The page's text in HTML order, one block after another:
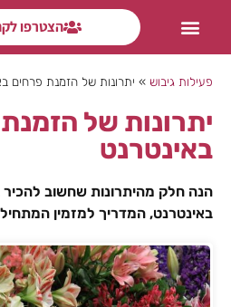
הצטרפו
פעילות גיבוש » יתרונות של הזמנת פרחים
יתרונות של
באינטרנט
הנה חלק מהיתרונות שחשוב
באינטרנט, המדריך למזמין